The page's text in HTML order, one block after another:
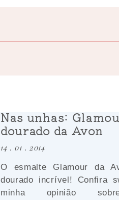
Nas unhas:
dourado da Avon
14 . 01 . 2014
O esmalte Glamour da
dourado incrível! Confira
minha opinião